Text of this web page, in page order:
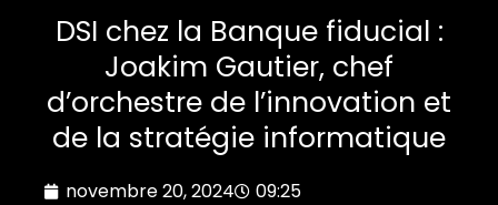
DSI chez la Banque fiducial :
Joakim Gautier, chef
d’orchestre de l’innovation et
de la stratégie informatique
novembre 20, 2024 09:25